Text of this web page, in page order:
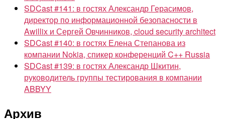
SDCast #141: в гостях Александр Герасимов,
директор по информационной безопасности в
Awillix и Сергей Овчинников, cloud security architect
SDCast #140: в гостях Елена Степанова из
компании Nokia, спикер конференций C++ Russia
SDCast #139: в гостях Александр Шкитин,
руководитель группы тестирования в компании
ABBYY
Архив